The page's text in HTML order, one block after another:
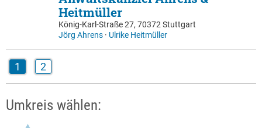
Heitmüller
König-Karl-Straße 27, 70372 Stuttgart
Jörg Ahrens · Ulrike Heitmüller
1 2
Umkreis wählen: